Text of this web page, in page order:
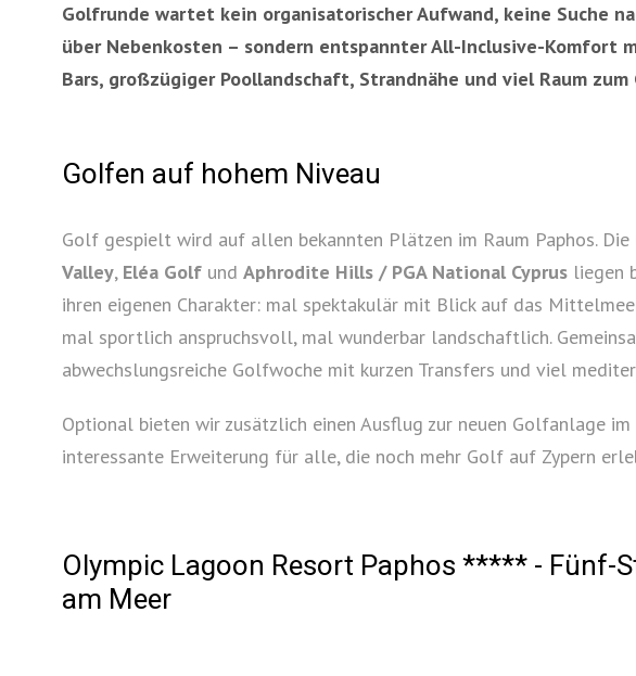
Golfrunde wartet kein organisatorischer Aufwand, keine Suche
über Nebenkosten – sondern entspannter All-Inclusive-Komfort
Bars, großzügiger Poollandschaft, Strandnähe und viel Raum zum
Golfen auf hohem Niveau
Golf gespielt wird auf allen bekannten Plätzen im Raum Paphos.
Valley, Eléa Golf und Aphrodite Hills / PGA National Cyprus liegen
ihren eigenen Charakter: mal spektakulär mit Blick auf das
mal sportlich anspruchsvoll, mal wunderbar landschaftlich.
abwechslungsreiche Golfwoche mit kurzen Transfers und viel
Optional bieten wir zusätzlich einen Ausflug zur neuen Golfanlage
interessante Erweiterung für alle, die noch mehr Golf auf Zypern
Olympic Lagoon Resort Paphos ***** - Fünf-
am Meer